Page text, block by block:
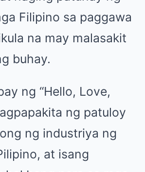
Filipino sa paggawa
na may malasakit
buhay.
ng “Hello, Love,
ng patuloy
ng industriya ng
at isang